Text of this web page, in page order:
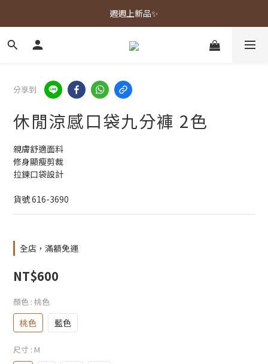
春夏新品上市🌿
週週上新品✨
春夏新品上市🌿
分享到
休閒涼感口袋九分褲 2色
親膚舒適面料
修身顯瘦剪裁
拉鍊口袋設計
貨號 616-3690
全店，滿額免運
NT$600
顏色 : 桃色
桃色 藍色
尺寸 : M